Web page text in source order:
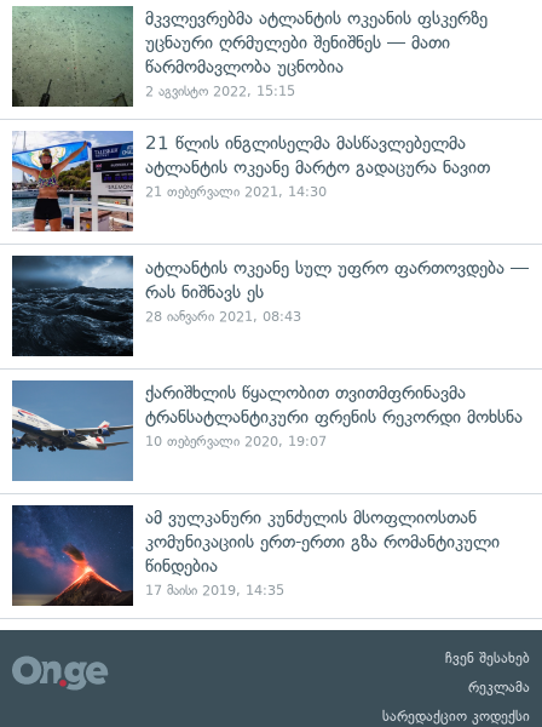
მკვლევრებმა ატლანტის ოკეანის ფსკერზე
უცნაური ღრმულები შენიშნეს — მათი
წარმომავლობა უცნობია
2 აგვისტო 2022, 15:15
21 წლის ინგლისელმა მასწავლებელმა
ატლანტის ოკეანე მარტო გადაცურა ნავით
21 თებერვალი 2021, 14:30
ატლანტის ოკეანე სულ უფრო ფართოვდება —
რას ნიშნავს ეს
28 იანვარი 2021, 08:43
ქარიშხლის წყალობით თვითმფრინავმა
ტრანსატლანტიკური ფრენის რეკორდი მოხსნა
10 თებერვალი 2020, 19:07
ამ ვულკანური კუნძულის მსოფლიოსთან
კომუნიკაციის ერთ-ერთი გზა რომანტიკული
წინდებია
17 მაისი 2019, 14:35
ჩვენ შესახებ
რეკლამა
სარედაქციო კოდექსი